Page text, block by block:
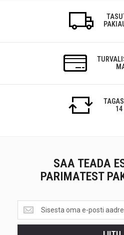
14
SAA TEADA
PARIMATEST
Saa
teada
esimesena<br>